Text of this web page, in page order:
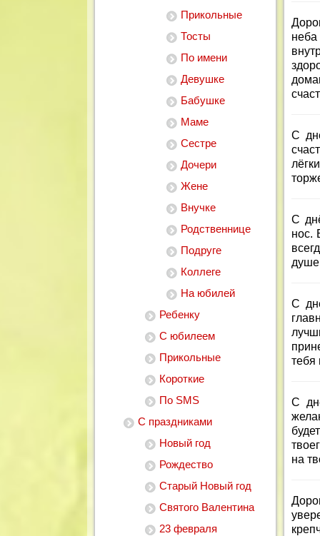
Прикольные
Тосты
По имени
Девушке
Бабушке
Маме
Сестре
Дочери
Жене
Внучке
Родственнице
Подруге
Коллеге
На юбилей
Ребенку
С юбилеем
Прикольные
Короткие
По SMS
С праздниками
Новый год
Рождество
Старый Новый год
Святого Валентина
23 февраля
С
С
нос.
С
тебя
С
на